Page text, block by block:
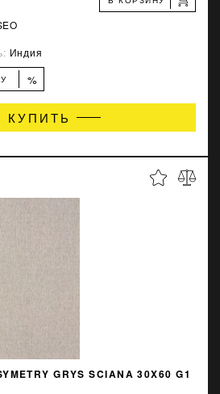
Индия
%
КУПИТЬ
GRYS SCIANA 30X60 G1